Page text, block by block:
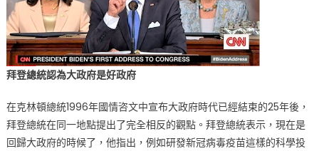
拜登總統認為大政府是好政府
在克林頓總統1996年國情咨文中宣布大政府時代已經結束的25年後，
拜登總統在同一地點提出了完全相反的觀點。拜登總統表示，現在是
回歸大政府的時候了，他指出，例如研發新冠病毒疫苗這樣的科學投